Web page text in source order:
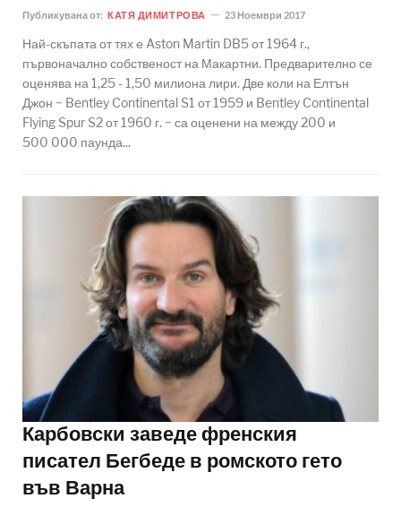
Публикувана от: КАТЯ ДИМИТРОВА 23 Ноември 2017
Най-скъпата от тях е Aston Martin DB5 от 1964 г.,
първоначално собственост на Макартни. Предварително се
оценява на 1,25 - 1,50 милиона лири. Две коли на Елтън
Джон − Bentley Continental S1 от 1959 и Bentley Continental
Flying Spur S2 от 1960 г. − са оценени на между 200 и
500 000 паунда...
Карбовски заведе френския
писател Бегбеде в ромското гето
във Варна